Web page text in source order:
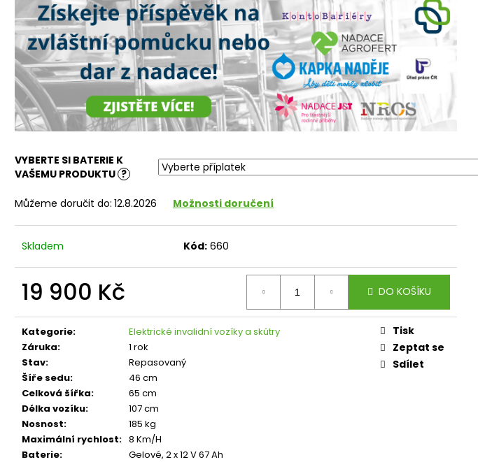
VYBERTE SI BATERIE K
VAŠEMU PRODUKTU ?
Můžeme doručit do: 12.8.2026 Možnosti doručení
Skladem Kód: 660
19 900 Kč
cena:
DO KOŠÍKU
Kategorie:
Elektrické invalidní vozíky a skútry
Záruka:
1 rok
Stav:
Repasovaný
Šíře sedu:
46 cm
Celková šířka:
65 cm
Délka vozíku:
107 cm
Nosnost:
185 kg
Maximální rychlost: 8 Km/H
Baterie:
Gelové, 2 x 12 V 67 Ah
Tisk
Zeptat se
Sdílet